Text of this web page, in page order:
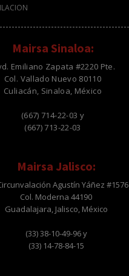
Mairsa Sinaloa:
Emiliano Zapata #2220 Pte.
Col. Vallado Nuevo 80110
Culiacán, Sinaloa, México
(667) 714-22-03 y
(667) 713-22-03
Mairsa Jalisco:
Agustín Yáñez #1576
Col. Moderna 44190
Guadalajara, Jalisco, México
(33) 38-10-49-96 y
(33) 14-78-84-15